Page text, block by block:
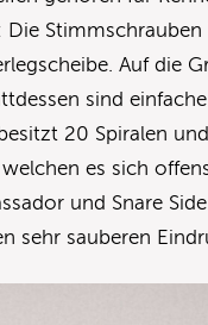
Die
Auf die
sind
20 Spiralen
es sich
und Snare
sehr sauberen